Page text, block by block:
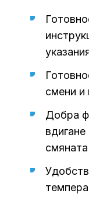
смени и
Добра
смяната